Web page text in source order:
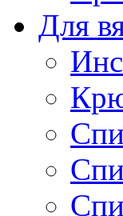
Для